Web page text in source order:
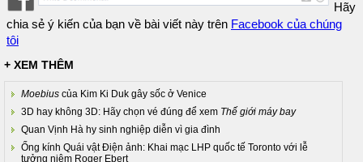
Hãy
chia sẻ ý kiến của bạn về bài viết này trên Facebook của chúng
tôi
+ XEM THÊM
Moebius của Kim Ki Duk gây sốc ở Venice
3D hay không 3D: Hãy chọn vé đúng để xem Thế giới máy bay
Quan Vịnh Hà hy sinh nghiệp diễn vì gia đình
Ống kính Quái vật Điện ảnh: Khai mạc LHP quốc tế Toronto với lễ
tưởng niệm Roger Ebert